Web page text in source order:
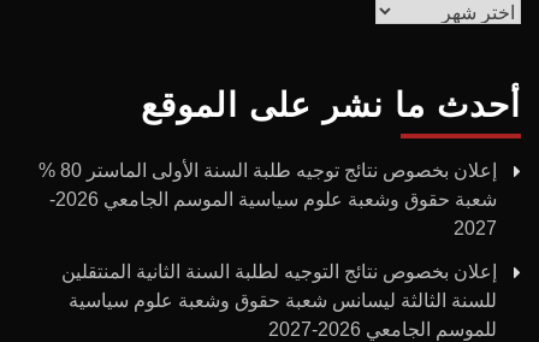
الأرشيف
أحدث ما نشر على الموقع
إعلان بخصوص نتائج توجيه طلبة السنة الأولى الماستر 80 %
شعبة حقوق وشعبة علوم سياسية الموسم الجامعي 2026-
2027
إعلان بخصوص نتائج التوجيه لطلبة السنة الثانية المنتقلين
للسنة الثالثة ليسانس شعبة حقوق وشعبة علوم سياسية
للموسم الجامعي 2026-2027